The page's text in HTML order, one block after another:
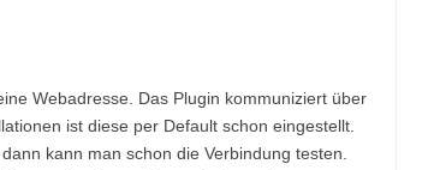
Webadresse. Das Plugin kommuniziert über
ist diese per Default schon eingestellt.
kann man schon die Verbindung testen.